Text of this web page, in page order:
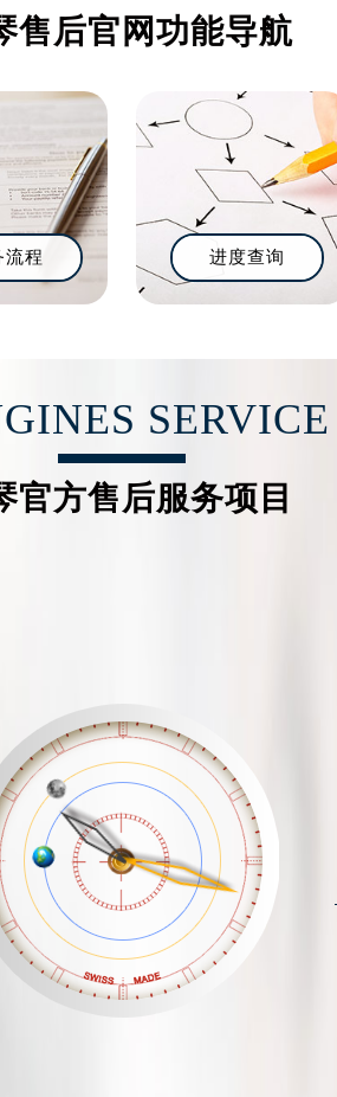
售后官网功能导航
流程 进度查询
SERVICE
官方售后服务项目